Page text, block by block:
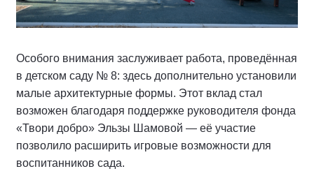
Особого внимания заслуживает работа, проведённая
в детском саду № 8: здесь дополнительно установили
малые архитектурные формы. Этот вклад стал
возможен благодаря поддержке руководителя фонда
«Твори добро» Эльзы Шамовой — её участие
позволило расширить игровые возможности для
воспитанников сада.